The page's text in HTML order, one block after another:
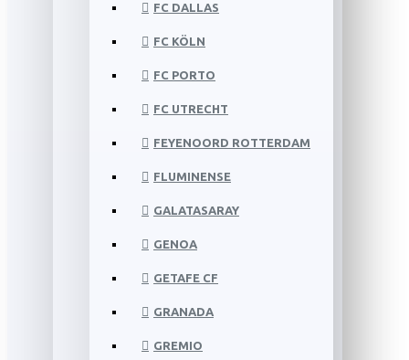
FC DALLAS
FC KÖLN
FC PORTO
FC UTRECHT
FEYENOORD ROTTERDAM
FLUMINENSE
GALATASARAY
GENOA
GETAFE CF
GRANADA
GREMIO